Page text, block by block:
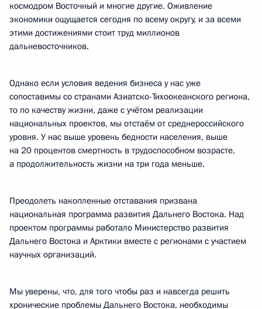
космодром Восточный и многие другие. Оживление
экономики ощущается сегодня по всему округу, и за всеми
этими достижениями стоит труд миллионов
дальневосточников.
Однако если условия ведения бизнеса у нас уже
сопоставимы со странами Азиатско-Тихоокеанского региона,
то по качеству жизни, даже с учётом реализации
национальных проектов, мы отстаём от среднероссийского
уровня. У нас выше уровень бедности населения, выше
на 20 процентов смертность в трудоспособном возрасте,
а продолжительность жизни на три года меньше.
Преодолеть накопленные отставания призвана
национальная программа развития Дальнего Востока. Над
проектом программы работало Министерство развития
Дальнего Востока и Арктики вместе с регионами с участием
научных организаций.
Мы уверены, что, для того чтобы раз и навсегда решить
хронические проблемы Дальнего Востока, необходимы